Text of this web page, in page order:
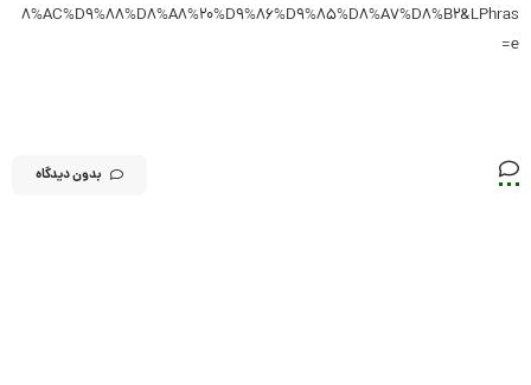
8%AC%D9%88%D8%A8%20%D9%86%D9%85%D8%A7%D8%B2&LPhras
e=
بدون دیدگاه